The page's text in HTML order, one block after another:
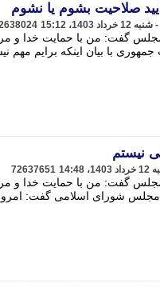
صلاحیت بشوم یا نشوم
مجلس گفت: من با حمایت خدا و
با بیان اینکه برایم مهم
نیستم
72637651
مجلس گفت: من با حمایت خدا و
مجلس شورای اسلامی گفت: امروز